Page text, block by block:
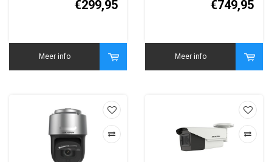
Parabolic Network
€299,95
Meer info
€749,95
Meer info